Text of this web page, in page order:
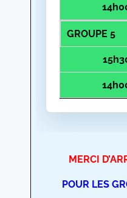
GROUPE 5
MERCI
POUR LES